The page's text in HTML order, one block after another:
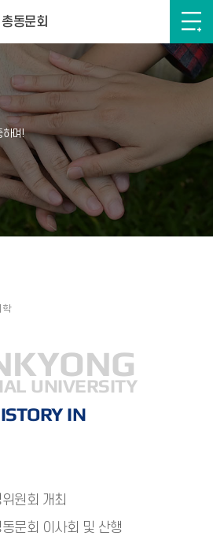
총동문회
UNIVERSITY
IN
원회 개최
동문회 이사회 및 산행